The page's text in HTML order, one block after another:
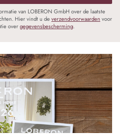
van LOBERON GmbH over de laatste
Hier vindt u deverzendvoorwaarden voor
overgegevensbescherming.